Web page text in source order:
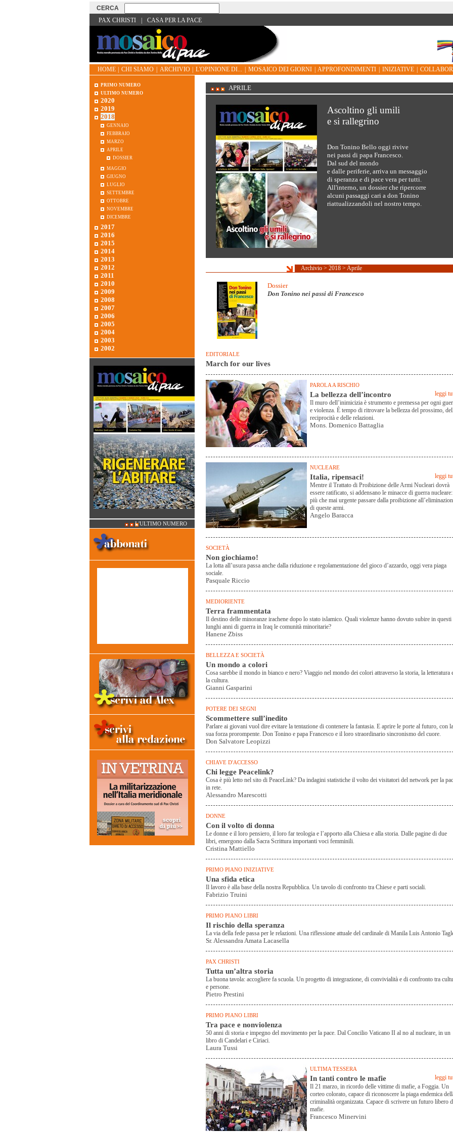
PAX CHRISTI CASA PER LA PACE
HOME CHI SIAMO ARCHIVIO L'OPINIONE DI... MOSAICO DEI GIORNI APPROFONDIMENTI INIZIATIVE
APRILE
Ascoltino gli umili
e si rallegrino
Don Tonino Bello oggi rivive
nei passi di papa Francesco.
Dal sud del mondo
e dalle periferie, arriva un messaggio
di speranza e di pace vera per tutti.
All'interno, un dossier che ripercorre
alcuni passaggi cari a don Tonino
riattualizzandoli nel nostro tempo.
Archivio > 2018 > Aprile
Dossier
Don Tonino nei passi di Francesco
EDITORIALE
March for our lives
PAROLA A RISCHIO
La bellezza dell’incontro leggi
Il muro dell’inimicizia è strumento e premessa per ogni
e violenza. È tempo di ritrovare la bellezza del prossimo,
reciprocità e delle relazioni.
Mons. Domenico Battaglia
NUCLEARE
Italia, ripensaci! leggi
Mentre il Trattato di Proibizione delle Armi Nucleari dovrà
essere ratificato, si addensano le minacce di guerra
più che mai urgente passare dalla proibizione
di queste armi.
Angelo Baracca
SOCIETÀ
Non giochiamo!
La lotta all’usura passa anche dalla riduzione e regolamentazione del gioco d’azzardo, oggi vera piaga
sociale.
Pasquale Riccio
MEDIORIENTE
Terra frammentata
Il destino delle minoranze irachene dopo lo stato islamico. Quali violenze hanno dovuto subire in questi
lunghi anni di guerra in Iraq le comunità minoritarie?
Hanene Zbiss
BELLEZZA E SOCIETÀ
Un mondo a colori
Cosa sarebbe il mondo in bianco e nero? Viaggio nel mondo dei colori attraverso la storia, la letteratura
la cultura.
Gianni Gasparini
POTERE DEI SEGNI
Scommettere sull’inedito
Parlare ai giovani vuol dire evitare la tentazione di contenere la fantasia. E aprire le porte al futuro, con la
sua forza prorompente. Don Tonino e papa Francesco e il loro straordinario sincronismo del cuore.
Don Salvatore Leopizzi
CHIAVE D'ACCESSO
Chi legge Peacelink?
Cosa è più letto nel sito di PeaceLink? Da indagini statistiche il volto dei visitatori del network per la
in rete.
Alessandro Marescotti
DONNE
Con il volto di donna
Le donne e il loro pensiero, il loro far teologia e l’apporto alla Chiesa e alla storia. Dalle pagine di due
libri, emergono dalla Sacra Scrittura importanti voci femminili.
Cristina Mattiello
PRIMO PIANO INIZIATIVE
Una sfida etica
Il lavoro è alla base della nostra Repubblica. Un tavolo di confronto tra Chiese e parti sociali.
Fabrizio Truini
PRIMO PIANO LIBRI
Il rischio della speranza
La via della fede passa per le relazioni. Una riflessione attuale del cardinale di Manila Luis Antonio
Sr. Alessandra Amata Lacasella
PAX CHRISTI
Tutta un’altra storia
La buona tavola: accogliere fa scuola. Un progetto di integrazione, di convivialità e di confronto tra
e persone.
Pietro Prestini
PRIMO PIANO LIBRI
Tra pace e nonviolenza
50 anni di storia e impegno del movimento per la pace. Dal Concilio Vaticano II al no al nucleare, in un
libro di Candelari e Ciriaci.
Laura Tussi
ULTIMA TESSERA
In tanti contro le mafie leggi
Il 21 marzo, in ricordo delle vittime di mafie, a Foggia. Un
corteo colorato, capace di riconoscere la piaga endemica
criminalità organizzata. Capace di scrivere un futuro libero
mafie.
Francesco Minervini
primo numero
ultimo numero
2020
2019
2018
gennaio
febbraio
marzo
aprile
dossier
maggio
giugno
luglio
settembre
ottobre
novembre
dicembre
2017
2016
2015
2014
2013
2012
2011
2010
2009
2008
2007
2006
2005
2004
2003
2002
L'ULTIMO NUMERO